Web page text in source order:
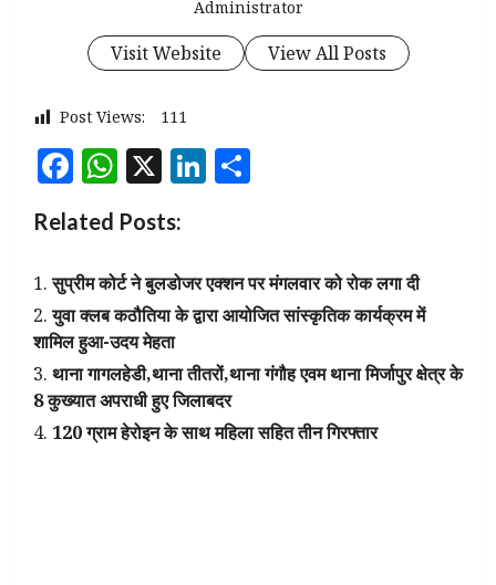
Administrator
Visit Website View All Posts
Post Views: 111
Facebook
WhatsApp
X LinkedIn
Related Posts:
सुप्रीम कोर्ट ने बुलडोजर एक्शन पर मंगलवार को रोक लगा दी
युवा क्लब कठौतिया के द्वारा आयोजित सांस्कृतिक कार्यक्रम में
शामिल हुआ-उदय मेहता
थाना गागलहेडी,थाना तीतरों,थाना गंगौह एवम थाना मिर्जापुर क्षेत्र के
8 कुख्यात अपराधी हुए जिलाबदर
120 ग्राम हेरोइन के साथ महिला सहित तीन गिरफ्तार